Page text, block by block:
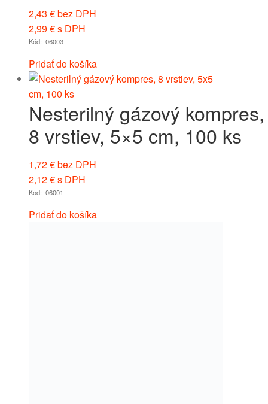
2,43 €bez DPH
2,99€s DPH
Kód: 06003
Pridať do košíka
Nesterilný gázový kompres,
8 vrstiev, 5×5 cm, 100 ks
1,72€bez DPH
2,12€s DPH
Kód: 06001
Pridať do košíka